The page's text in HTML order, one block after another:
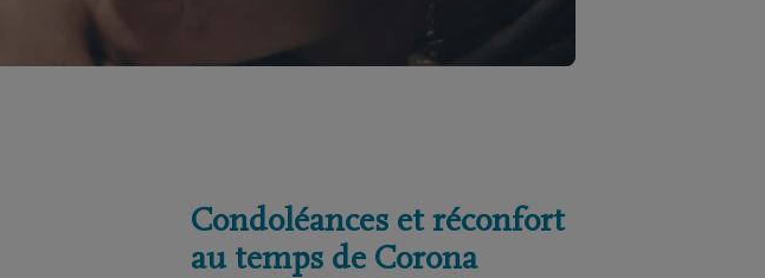
Condoléances et réconfort
au temps de Corona